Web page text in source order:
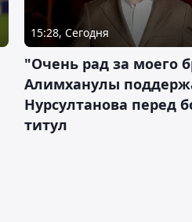
15:28, Сегодня
"Очень рад за моего
Алимханулы
Нурсултанова перед
титул